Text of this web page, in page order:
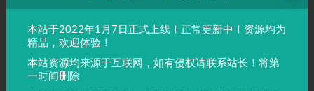
本站于2022年1月7日正式上线！正常更新中！资源均为
精品，欢迎体验！
本站资源均来源于互联网，如有侵权请联系站长！将第
一时间删除